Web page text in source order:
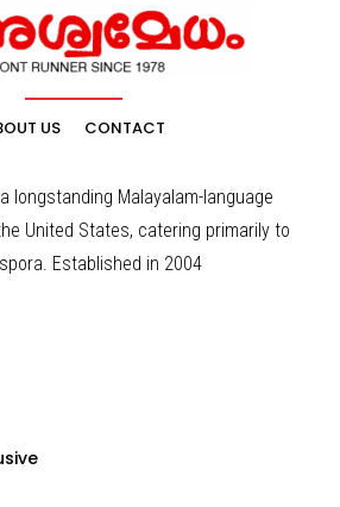
US CONTACT
longstanding Malayalam-language
United States, catering primarily to
Established in 2004